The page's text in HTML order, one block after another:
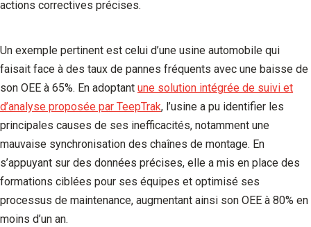
actions correctives précises.
Un exemple pertinent est celui d’une usine automobile qui
faisait face à des taux de pannes fréquents avec une baisse de
son OEE à 65%. En adoptant une solution intégrée de suivi et
d’analyse proposée par TeepTrak, l’usine a pu identifier les
principales causes de ses inefficacités, notamment une
mauvaise synchronisation des chaînes de montage. En
s’appuyant sur des données précises, elle a mis en place des
formations ciblées pour ses équipes et optimisé ses
processus de maintenance, augmentant ainsi son OEE à 80% en
moins d’un an.